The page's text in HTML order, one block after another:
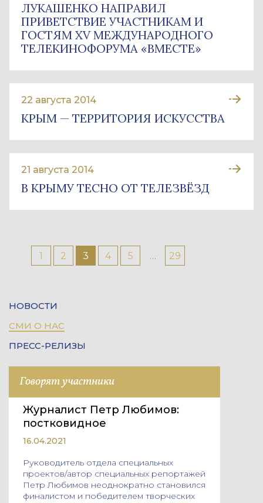
ЛУКАШЕНКО НАПРАВИЛ
ПРИВЕТСТВИЕ УЧАСТНИКАМ И
ГОСТЯМ XV МЕЖДУНАРОДНОГО
ТЕЛЕКИНОФОРУМА «ВМЕСТЕ»
22 августа 2014
КРЫМ — ТЕРРИТОРИЯ ИСКУССТВА
21 августа 2014
В КРЫМУ ТЕСНО ОТ ТЕЛЕЗВЁЗД
1 2 3 4 5 … 29
НОВОСТИ
СМИ О НАС
ПРЕСС-РЕЛИЗЫ
Говорят участники
Журналист Петр Любимов:
постковидное
16.04.2021
Руководитель отдела специальных
проектов/автор специальных репортажей
Петр Любимов неоднократно становился
финалистом и победителем творческих